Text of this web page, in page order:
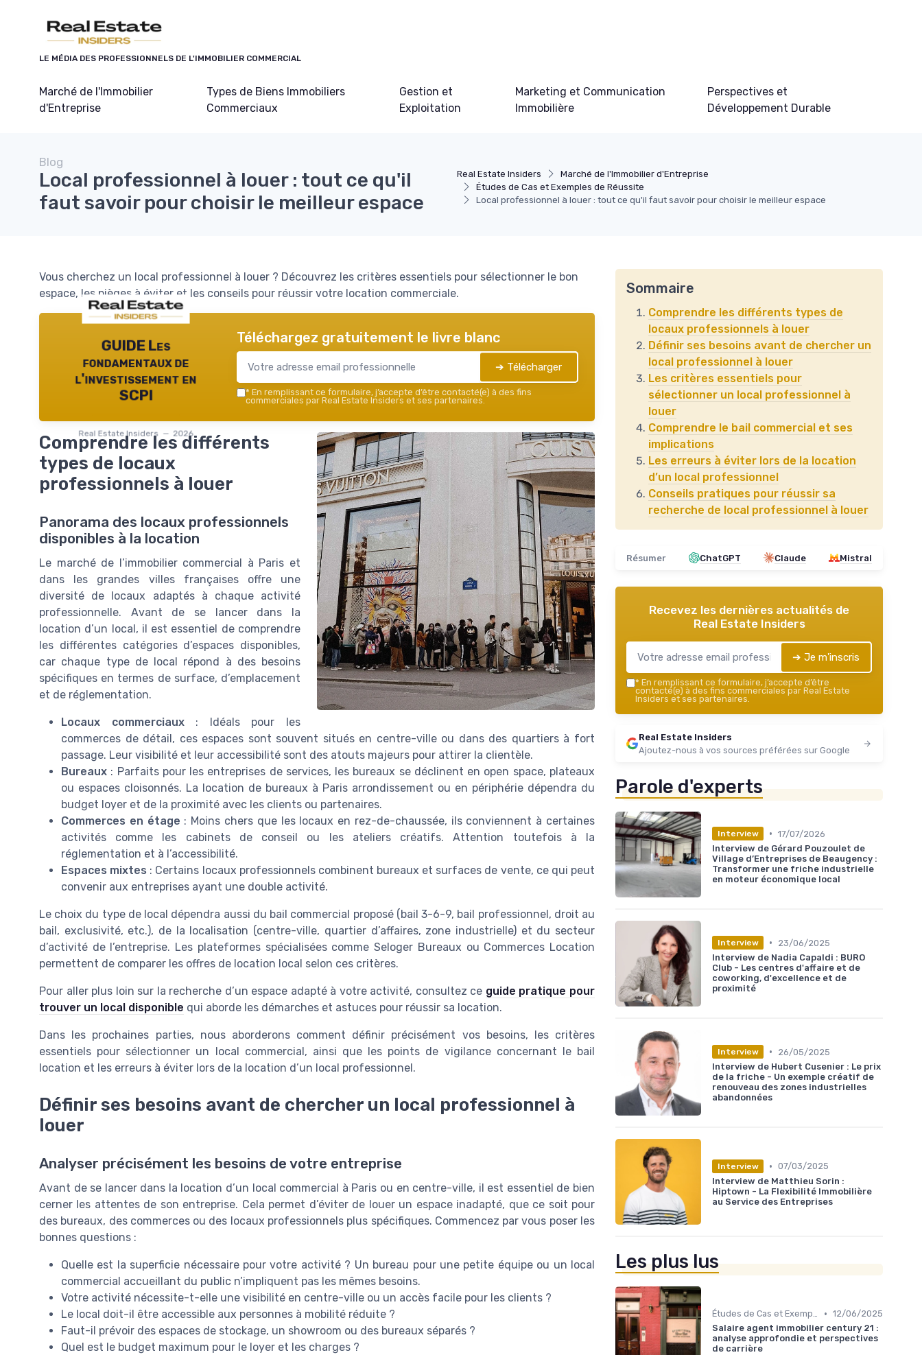
LE MÉDIA DES PROFESSIONNELS DE L'IMMOBILIER COMMERCIAL
Marché de l'Immobilier
d'Entreprise
Types de Biens Immobiliers
Commerciaux
Gestion et
Exploitation
Marketing et Communication
Immobilière
Perspectives et
Développement Durable
Real Estate Insiders
Marché de l'Immobilier d'Entreprise
Études de Cas et Exemples de Réussite
Local professionnel à louer : tout ce qu'il faut savoir pour choisir le meilleur espace
Blog
Local professionnel à louer : tout ce qu'il
faut savoir pour choisir le meilleur espace
Vous cherchez un local professionnel à louer ? Découvrez les critères essentiels pour sélectionner le bon
espace, les pièges à éviter et les conseils pour réussir votre location commerciale.
GUIDE Les
fondamentaux de
l'investissement en
SCPI
Real Estate Insiders — 2026
Téléchargez gratuitement le livre blanc
➔ Télécharger
* En remplissant ce formulaire, j’accepte d’être contacté(e) à des fins
commerciales par Real Estate Insiders et ses partenaires.
Comprendre les différents
types de locaux
professionnels à louer
Panorama des locaux professionnels
disponibles à la location
Le marché de l’immobilier commercial à Paris et
dans les grandes villes françaises offre une
diversité de locaux adaptés à chaque activité
professionnelle. Avant de se lancer dans la
location d’un local, il est essentiel de comprendre
les différentes catégories d’espaces disponibles,
car chaque type de local répond à des besoins
spécifiques en termes de surface, d’emplacement
et de réglementation.
Locaux commerciaux: Idéals pour les
commerces de détail, ces espaces sont souvent situés en centre-ville ou dans des quartiers à fort
passage. Leur visibilité et leur accessibilité sont des atouts majeurs pour attirer la clientèle.
Bureaux : Parfaits pour les entreprises de services, les bureaux se déclinent en open space, plateaux
ou espaces cloisonnés. La location de bureaux à Paris arrondissement ou en périphérie dépendra du
budget loyer et de la proximité avec les clients ou partenaires.
Commerces en étage : Moins chers que les locaux en rez-de-chaussée, ils conviennent à certaines
activités comme les cabinets de conseil ou les ateliers créatifs. Attention toutefois à la
réglementation et à l’accessibilité.
Espaces mixtes : Certains locaux professionnels combinent bureaux et surfaces de vente, ce qui peut
convenir aux entreprises ayant une double activité.
Le choix du type de local dépendra aussi du bail commercial proposé (bail 3-6-9, bail professionnel, droit au
bail, exclusivité, etc.), de la localisation (centre-ville, quartier d’affaires, zone industrielle) et du secteur
d’activité de l’entreprise. Les plateformes spécialisées comme Seloger Bureaux ou Commerces Location
permettent de comparer les offres de location local selon ces critères.
Pour aller plus loin sur la recherche d’un espace adapté à votre activité, consultez ce guide pratique pour
trouver un local disponible qui aborde les démarches et astuces pour réussir sa location.
Dans les prochaines parties, nous aborderons comment définir précisément vos besoins, les critères
essentiels pour sélectionner un local commercial, ainsi que les points de vigilance concernant le bail
location et les erreurs à éviter lors de la location d’un local professionnel.
Définir ses besoins avant de chercher un local professionnel à
louer
Analyser précisément les besoins de votre entreprise
Avant de se lancer dans la location d’un local commercial à Paris ou en centre-ville, il est essentiel de bien
cerner les attentes de son entreprise. Cela permet d’éviter de louer un espace inadapté, que ce soit pour
des bureaux, des commerces ou des locaux professionnels plus spécifiques. Commencez par vous poser les
bonnes questions :
Quelle est la superficie nécessaire pour votre activité ? Un bureau pour une petite équipe ou un local
commercial accueillant du public n’impliquent pas les mêmes besoins.
Votre activité nécessite-t-elle une visibilité en centre-ville ou un accès facile pour les clients ?
Le local doit-il être accessible aux personnes à mobilité réduite ?
Faut-il prévoir des espaces de stockage, un showroom ou des bureaux séparés ?
Quel est le budget maximum pour le loyer et les charges ?
Sommaire
Comprendre les différents types de
locaux professionnels à louer
Définir ses besoins avant de chercher un
local professionnel à louer
Les critères essentiels pour
sélectionner un local professionnel à
louer
Comprendre le bail commercial et ses
implications
Les erreurs à éviter lors de la location
d’un local professionnel
Conseils pratiques pour réussir sa
recherche de local professionnel à louer
Résumer ChatGPT Claude Mistral
Recevez les dernières actualités de
Real Estate Insiders
➔ Je m'inscris
* En remplissant ce formulaire, j’accepte d’être
contacté(e) à des fins commerciales par Real Estate
Insiders et ses partenaires.
Real Estate Insiders
Ajoutez-nous à vos sources préférées sur Google
Parole d'experts
Interview • 17/07/2026
Interview de Gérard Pouzoulet de
Village d’Entreprises de Beaugency :
Transformer une friche industrielle
en moteur économique local
Interview •
23/06/2025
Interview de Nadia Capaldi : BURO
Club - Les centres d'affaire et de
coworking, d'excellence et de
proximité
Interview •
26/05/2025
Interview de Hubert Cusenier : Le prix
de la friche - Un exemple créatif de
renouveau des zones industrielles
abandonnées
Interview • 07/03/2025
Interview de Matthieu Sorin :
Hiptown - La Flexibilité Immobilière
au Service des Entreprises
Les plus lus
Études de Cas et Exemples de Réussite • 12/06/2025
Salaire agent immobilier century 21 :
analyse approfondie et perspectives
de carrière